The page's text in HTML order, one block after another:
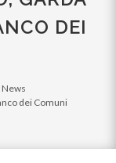
DEI
News
dei Comuni